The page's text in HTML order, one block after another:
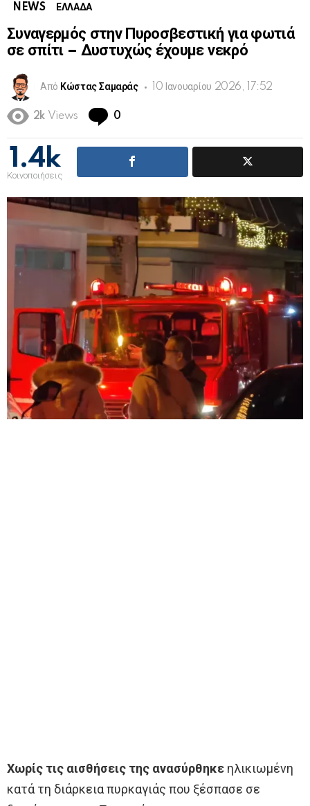
NEWS ΕΛΛΑΔΑ
Συναγερμός στην Πυροσβεστική για φωτιά
σε σπίτι – Δυστυχώς έχουμε νεκρό
Από Κώστας Σαμαράς 10 Ιανουαρίου 2026, 17:52
2k Views 0
1.4k
Κοινοποιήσεις
Χωρίς τις αισθήσεις της ανασύρθηκε ηλικιωμένη
κατά τη διάρκεια πυρκαγιάς που ξέσπασε σε